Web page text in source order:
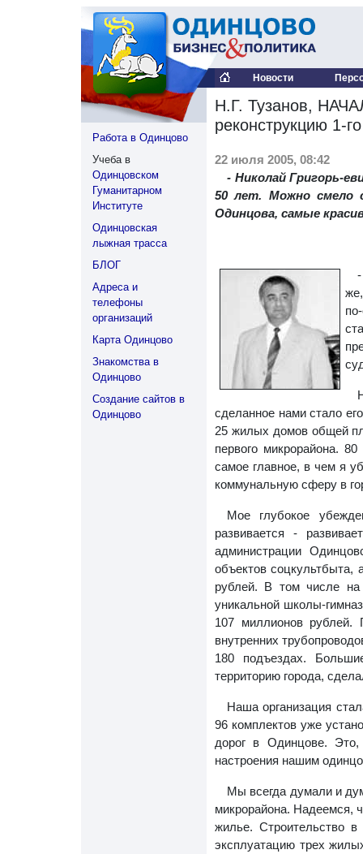
Новости
Работа в Одинцово
Учеба в
Одинцовском
Гуманитарном
Институте
Одинцовская
лыжная трасса
БЛОГ
Адреса и
телефоны
организаций
Карта Одинцово
Знакомства в
Одинцово
Создание сайтов в
Одинцово
Н.Г. Тузанов,
реконструкцию 1-
22 июля 2005, 08:42
- Николай Григорь-
50 лет. Можно смело
Одинцова, самые
сделанное нами стало
25 жилых домов общей
первого микрорайона.
самое главное, в чем я
коммунальную сферу в
Мое глубокое
развивается -
администрации
объектов
рублей. В том числе на
уникальной школы-
107 миллионов рублей.
внутренних
180 подъездах.
территорию города,
Наша организация
96 комплектов уже
дорог в Одинцове.
настроения нашим
Мы всегда думали и
микрорайона. Надеемся,
жилье. Строительство
эксплуатацию трех